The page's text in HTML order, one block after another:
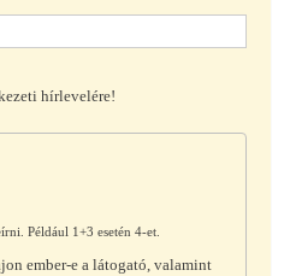
hírlevelére!
Például 1+3 esetén 4-et.
ember-e a látogató, valamint